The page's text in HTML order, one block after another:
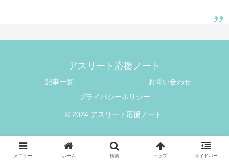
アスリート応援ノート
記事一覧
お問い合わせ
プライバシーポリシー
© 2024 アスリート応援ノート.
メニュー ホーム 検索 トップ サイドバー